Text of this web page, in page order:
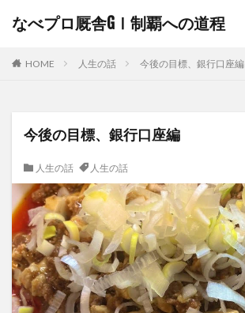
なべプロ厩舎GⅠ制覇への道程
HOME 人生の話 今後の目標、銀行口座編
今後の目標、銀行口座編
人生の話 人生の話